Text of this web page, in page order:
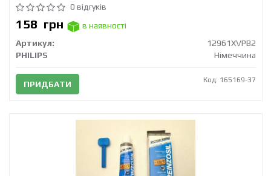
0 відгуків
158 грн
в наявності
Артикул:
12961XVPB2
PHILIPS
Німеччина
ПРИДБАТИ Код: 165169-37